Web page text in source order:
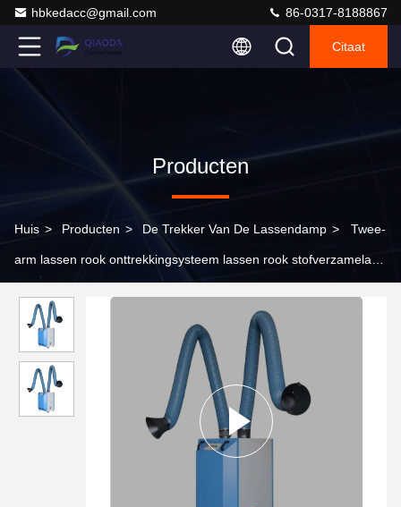
hbkedacc@gmail.com 86-0317-8188867
Citaat
Producten
Huis > Producten > De Trekker Van De Lassendamp > Twee-
arm lassen rook onttrekkingsysteem lassen rook stofverzamelaar